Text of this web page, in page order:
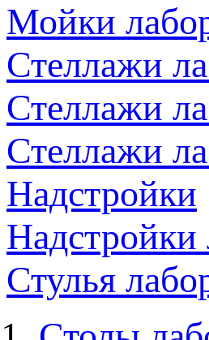
Мойки
Стеллажи
Стеллажи
Стеллажи
Надстройки
Надстройки
Стулья